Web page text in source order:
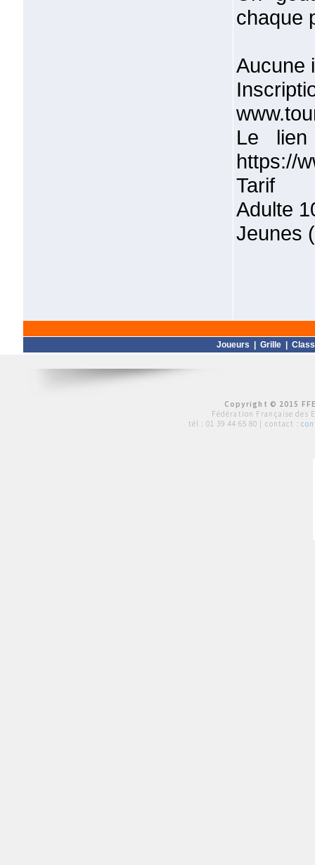
chaque
Aucune
Le
https://
Tarif
Adulte
Jeunes
Joueurs Grille
Copyright © 2015
Fédération Française des
tél : 01 39 44 65 80 | contact :